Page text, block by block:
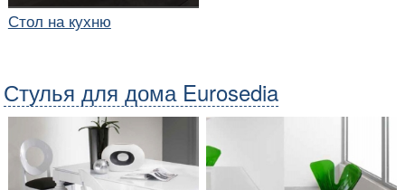
Стол на кухню
Стулья для дома Eurosedia